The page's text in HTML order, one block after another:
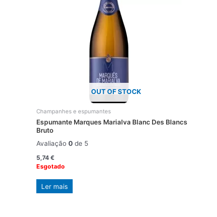
OUT OF STOCK
Champanhes e espumantes
Espumante Marques Marialva Blanc Des Blancs
Bruto
Avaliação 0de 5
5,74 €
Esgotado
Ler mais